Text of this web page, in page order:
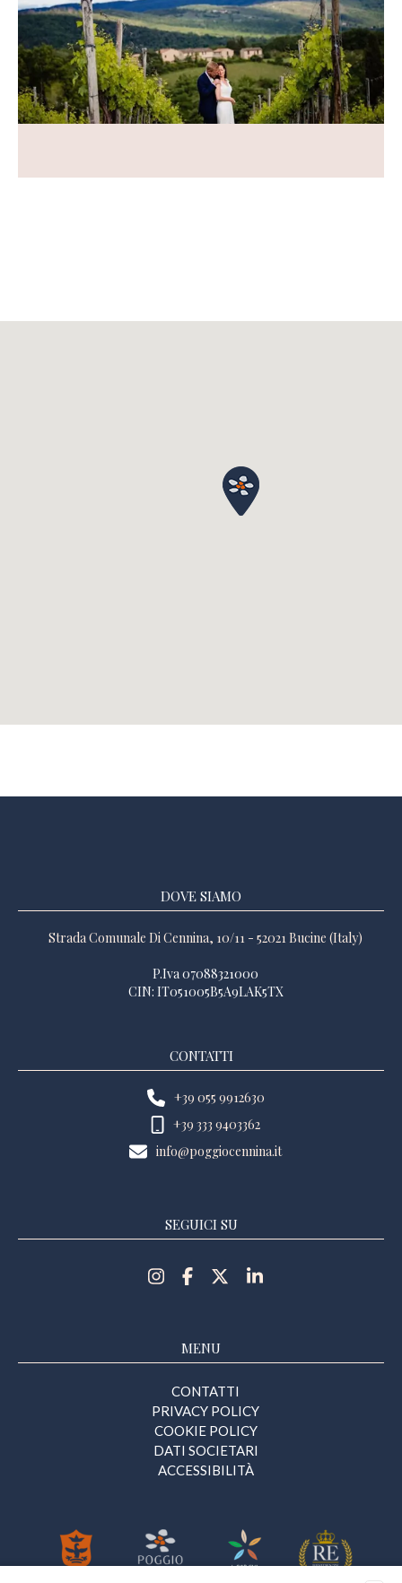
DOVE SIAMO
Strada Comunale Di Cennina, 10/11 - 52021 Bucine (Italy)
P.Iva 07088321000
CIN: IT051005B5A9LAK5TX
CONTATTI
+39 055 9912630
+39 333 9403362
info@poggiocennina.it
SEGUICI SU
MENU
CONTATTI
PRIVACY POLICY
COOKIE POLICY
DATI SOCIETARI
ACCESSIBILITÀ